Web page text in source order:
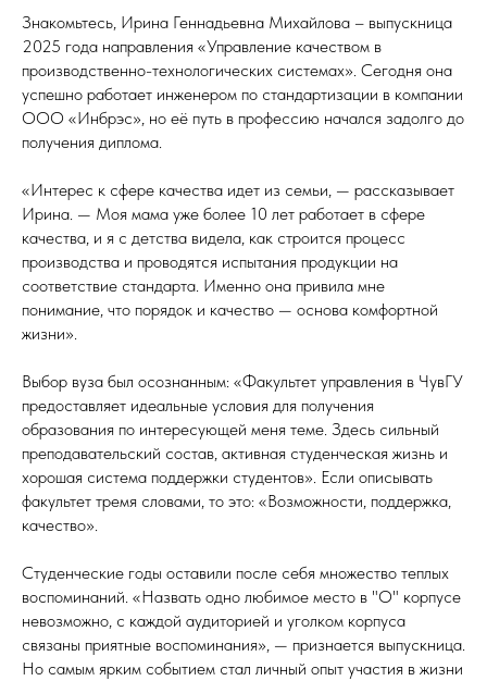
Знакомьтесь, Ирина Геннадьевна Михайлова – выпускница
2025 года направления «Управление качеством в
производственно-технологических системах». Сегодня она
успешно работает инженером по стандартизации в компании
ООО «Инбрэс», но её путь в профессию начался задолго до
получения диплома.
«Интерес к сфере качества идет из семьи, — рассказывает
Ирина. — Моя мама уже более 10 лет работает в сфере
качества, и я с детства видела, как строится процесс
производства и проводятся испытания продукции на
соответствие стандарта. Именно она привила мне
понимание, что порядок и качество — основа комфортной
жизни».
Выбор вуза был осознанным: «Факультет управления в ЧувГУ
предоставляет идеальные условия для получения
образования по интересующей меня теме. Здесь сильный
преподавательский состав, активная студенческая жизнь и
хорошая система поддержки студентов». Если описывать
факультет тремя словами, то это: «Возможности, поддержка,
качество».
Студенческие годы оставили после себя множество теплых
воспоминаний. «Назвать одно любимое место в "О" корпусе
невозможно, с каждой аудиторией и уголком корпуса
связаны приятные воспоминания», — признается выпускница.
Но самым ярким событием стал личный опыт участия в жизни